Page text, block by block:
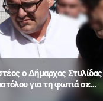
ο Δήμαρχος Στυλίδας
για τη φωτιά σε